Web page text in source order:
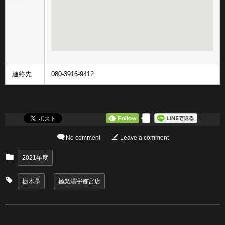
連絡先 080-3916-9412
No comment Leave a comment
2021年度
栃木県 極楽湯宇都宮店